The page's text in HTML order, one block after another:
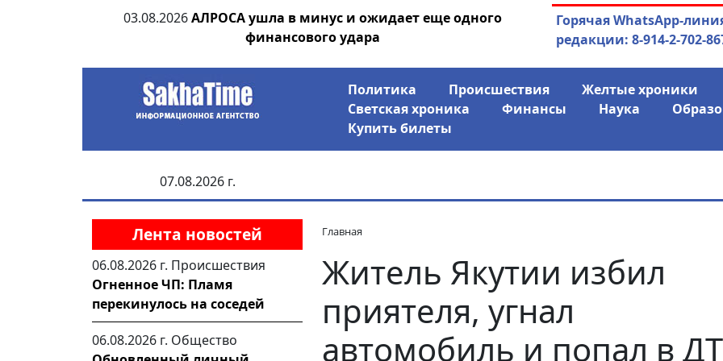
03.08.2026 АЛРОСА ушла в минус и ожидает еще одного
финансового удара
04.08.2026Маринычев у
Горячая WhatsApp-
редакции: 8-914-2-702-
Политика Происшествия Желтые хроники
Светская хроника
Финансы Наука
Купить билеты
07.08.2026 г.
Лента новостей
06.08.2026 г. Происшествия
Огненное ЧП: Пламя
перекинулось на соседей
06.08.2026 г. Общество
Главная
Житель Якутии избил
приятеля, угнал
автомобиль и попал в